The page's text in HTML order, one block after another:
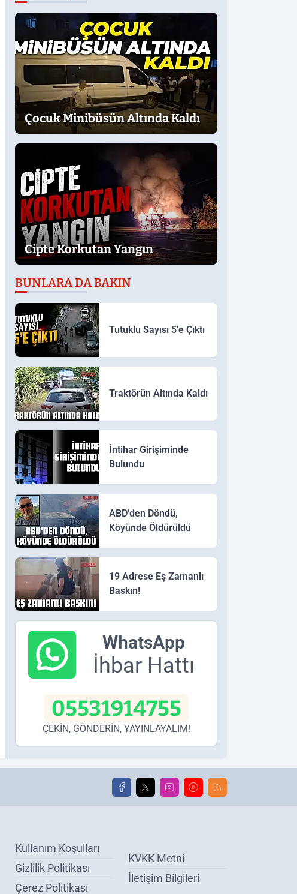
Çocuk Minibüsün Altında Kaldı
Cipte Korkutan Yangın
BUNLARA DA BAKIN
Tutuklu Sayısı 5'e Çıktı
Traktörün Altında Kaldı
İntihar Girişiminde
Bulundu
ABD'den Döndü,
Köyünde Öldürüldü
19 Adrese Eş Zamanlı
Baskın!
WhatsApp
İhbar Hattı
05531914755
ÇEKİN, GÖNDERİN, YAYINLAYALIM!
Kullanım Koşulları
Gizlilik Politikası
Çerez Politikası
KVKK Metni
İletişim Bilgileri